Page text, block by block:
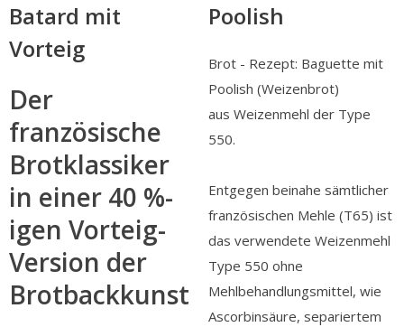
Batard mit
Vorteig
Der
französische
Brotklassiker
in einer 40 %-
igen Vorteig-
Version der
Brotbackkunst
Poolish
Brot - Rezept: Baguette mit
Poolish (Weizenbrot)
aus Weizenmehl der Type
550.
Entgegen beinahe sämtlicher
französischen Mehle (T65) ist
das verwendete Weizenmehl
Type 550 ohne
Mehlbehandlungsmittel, wie
Ascorbinsäure, separiertem